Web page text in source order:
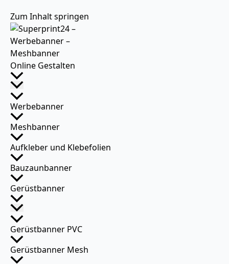
Zum Inhalt springen
Online Gestalten
Werbebanner
Meshbanner
Aufkleber und Klebefolien
Bauzaunbanner
Gerüstbanner
Gerüstbanner PVC
Gerüstbanner Mesh